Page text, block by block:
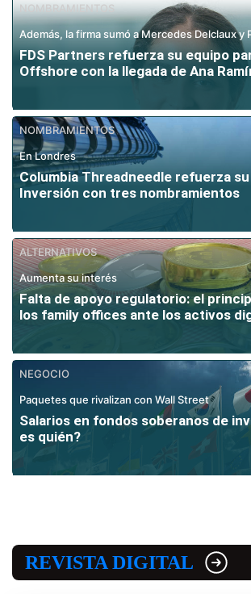
NOMBRAMIENTOS
Además, la firma sumó a Mercedes Delclaux y
FDS Partners refuerza su equipo
Offshore con la llegada de Ana
NOMBRAMIENTOS
En Londres
Columbia Threadneedle refuerza
Inversión con tres nombramientos
ALTERNATIVOS
Aumenta su interés
Falta de apoyo regulatorio: el
los family offices ante los activos
NEGOCIO
Paquetes que rivalizan con Wall Street
Salarios en fondos soberanos de
es quién?
REVISTA DIGITAL